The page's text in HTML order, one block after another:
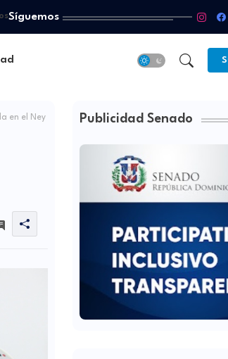
Síguemos
en el Ney
Publicidad Senado